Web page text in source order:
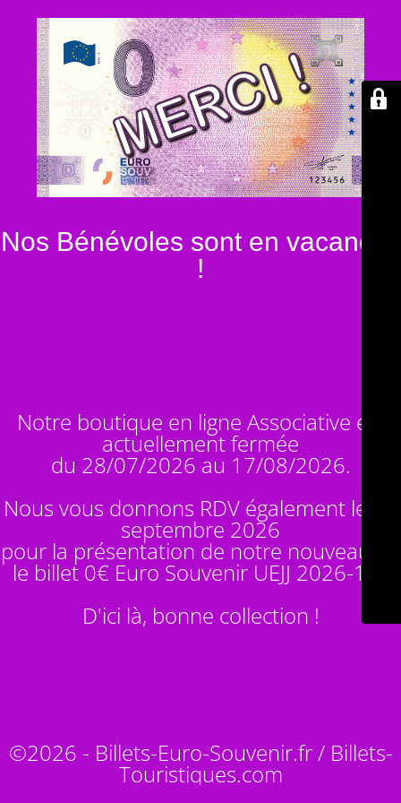
Nos Bénévoles sont en vacances
!
Notre boutique en ligne Associative est
actuellement fermée
du 28/07/2026 au 17/08/2026.
Nous vous donnons RDV également le 14
septembre 2026
pour la présentation de notre nouveauté :
le billet 0€ Euro Souvenir UEJJ 2026-10
D'ici là, bonne collection !
©2026 - Billets-Euro-Souvenir.fr / Billets-
Touristiques.com